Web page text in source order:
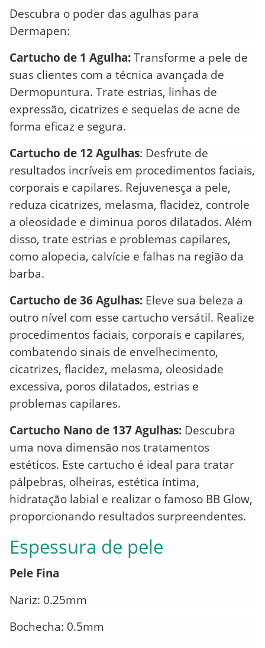
Descubra o poder das agulhas para
Dermapen:
Cartucho de 1 Agulha: Transforme a pele de
suas clientes com a técnica avançada de
Dermopuntura. Trate estrias, linhas de
expressão, cicatrizes e sequelas de acne de
forma eficaz e segura.
Cartucho de 12 Agulhas: Desfrute de
resultados incríveis em procedimentos faciais,
corporais e capilares. Rejuvenesça a pele,
reduza cicatrizes, melasma, flacidez, controle
a oleosidade e diminua poros dilatados. Além
disso, trate estrias e problemas capilares,
como alopecia, calvície e falhas na região da
barba.
Cartucho de 36 Agulhas: Eleve sua beleza a
outro nível com esse cartucho versátil. Realize
procedimentos faciais, corporais e capilares,
combatendo sinais de envelhecimento,
cicatrizes, flacidez, melasma, oleosidade
excessiva, poros dilatados, estrias e
problemas capilares.
Cartucho Nano de 137 Agulhas: Descubra
uma nova dimensão nos tratamentos
estéticos. Este cartucho é ideal para tratar
pálpebras, olheiras, estética íntima,
hidratação labial e realizar o famoso BB Glow,
proporcionando resultados surpreendentes.
Espessura de pele
Pele Fina
Nariz: 0.25mm
Bochecha: 0.5mm